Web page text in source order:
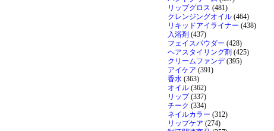
リップグロス (481)
クレンジングオイル (464)
リキッドアイライナー (438)
入浴剤 (437)
フェイスパウダー (428)
ヘアスタイリング剤 (425)
クリームファンデ(395)
アイケア (391)
香水 (363)
オイル (362)
リップ(337)
チーク (334)
ネイルカラー (312)
リップケア (274)